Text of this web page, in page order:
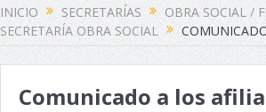
INICIO SECRETARÍAS OBRA SOCIAL /
SECRETARÍA OBRA SOCIAL
Comunicado a los